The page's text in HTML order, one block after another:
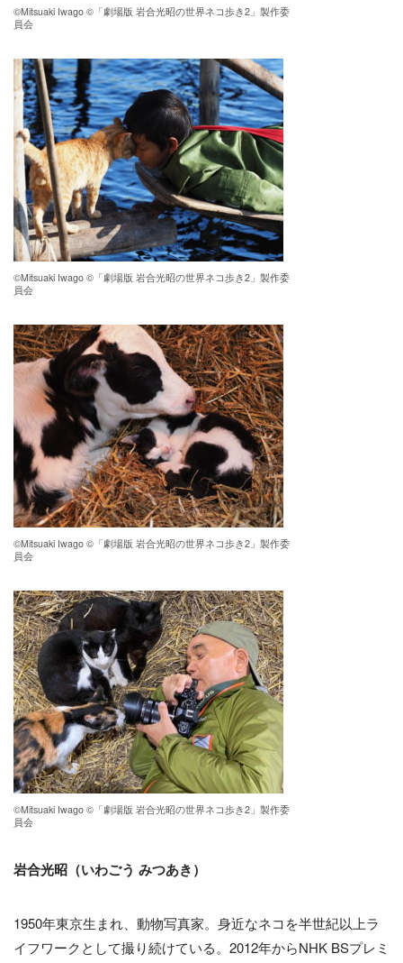
©Mitsuaki Iwago ©「劇場版 岩合光昭の世界ネコ歩き2」製作委
員会
©Mitsuaki Iwago ©「劇場版 岩合光昭の世界ネコ歩き2」製作委
員会
©Mitsuaki Iwago ©「劇場版 岩合光昭の世界ネコ歩き2」製作委
員会
©Mitsuaki Iwago ©「劇場版 岩合光昭の世界ネコ歩き2」製作委
員会
岩合光昭（いわごう みつあき）
1950年東京生まれ、動物写真家。身近なネコを半世紀以上ラ
イフワークとして撮り続けている。2012年からNHK BSプレミ